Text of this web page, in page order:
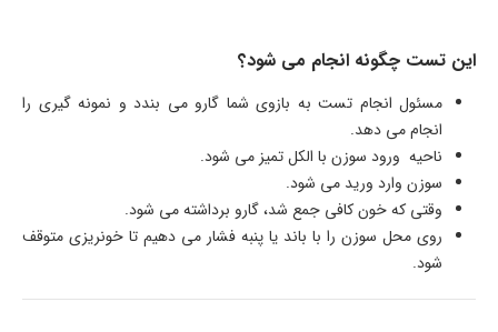
این تست چگونه انجام می شود؟
مسئول انجام تست به بازوی شما گارو می بندد و نمونه گیری را
انجام می دهد.
ناحیه ورود سوزن با الکل تمیز می شود.
سوزن وارد ورید می شود.
وقتی که خون کافی جمع شد، گارو برداشته می شود.
روی محل سوزن را با باند یا پنبه فشار می دهیم تا خونریزی متوقف
شود.